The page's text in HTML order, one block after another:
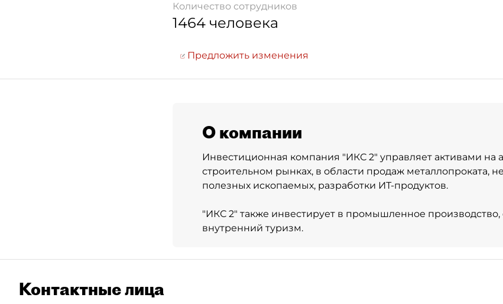
Количество сотрудников
1464 человека
Предложить изменения
О компании
Инвестиционная компания "ИКС 2" управляет активами на
строительном рынках, в области продаж металлопроката,
полезных ископаемых, разработки ИТ-продуктов.
"ИКС 2" также инвестирует в промышленное производство,
внутренний туризм.
Контактные лица